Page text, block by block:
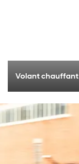
Volant chauffant